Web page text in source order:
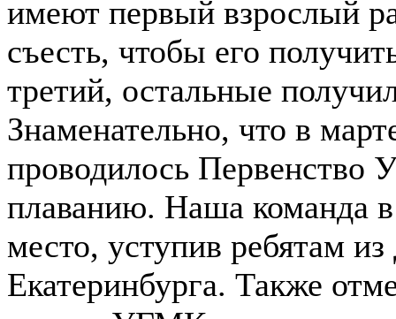
имеют первый взрослый
съесть, чтобы его
третий, остальные
Знаменательно, что в
проводилось
плаванию. Наша команда в
место, уступив ребятам
Екатеринбурга. Также